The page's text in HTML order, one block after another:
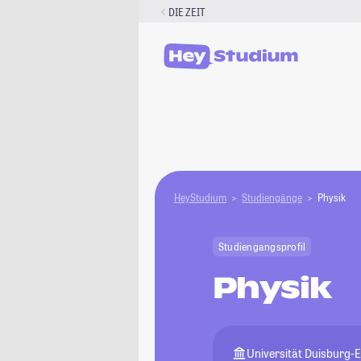
DIE ZEIT
HeyStudium Studiengänge Physik
Studiengangsprofil
Physik
Universität Duisburg-